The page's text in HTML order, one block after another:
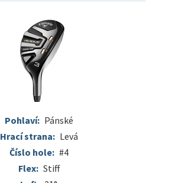
Pohlaví: Pánské
Hrací strana: Levá
Číslo hole: #4
Flex: Stiff